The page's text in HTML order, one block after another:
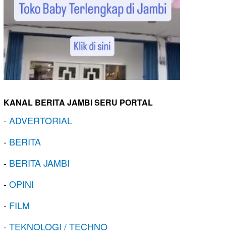
KANAL BERITA JAMBI SERU PORTAL
-ADVERTORIAL
- BERITA
- BERITA JAMBI
-OPINI
- FILM
-TEKNOLOGI / TECHNO